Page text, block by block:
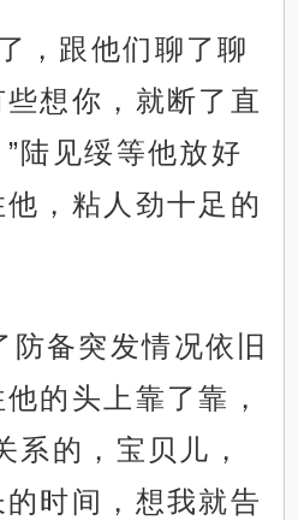
，跟他们聊了聊
想你，就断了直
陆见绥等他放好
，粘人劲十足的
防备突发情况依旧
的头上靠了靠，
系的，宝贝儿，
时间，想我就告